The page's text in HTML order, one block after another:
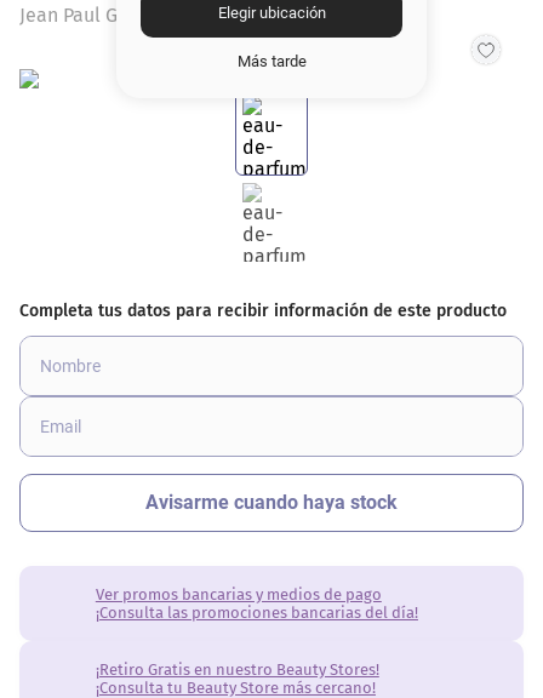
Elegir ubicación
Más tarde
Jean Paul Gaultier
Ver promos bancarias y medios de pago
¡Consulta las promociones bancarias del día!
¡Retiro Gratis en nuestro Beauty Stores!
¡Consulta tu Beauty Store más cercano!
7. serum
8.